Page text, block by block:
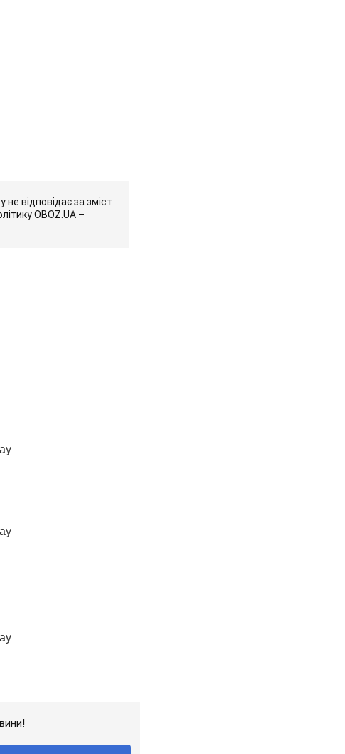
не відповідає за зміст
OBOZ.UA –